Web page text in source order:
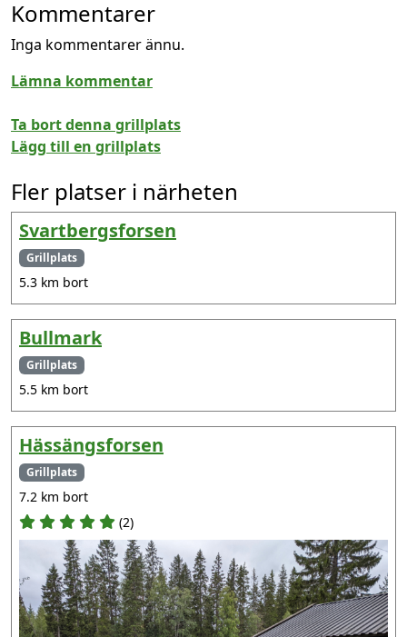
Kommentarer
Inga kommentarer ännu.
Lämna kommentar
Ta bort denna grillplats
Lägg till en grillplats
Fler platser i närheten
Svartbergsforsen
Grillplats
5.3 km bort
Bullmark
Grillplats
5.5 km bort
Hässängsforsen
Grillplats
7.2 km bort
(2)